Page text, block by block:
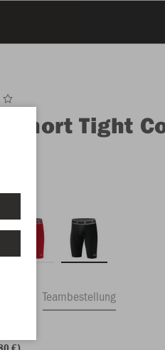
Short Tight
Teambestellung